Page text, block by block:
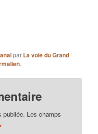
par La voie du Grand
.
publiée. Les champs